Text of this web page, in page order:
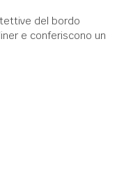
del bordo
e conferiscono un